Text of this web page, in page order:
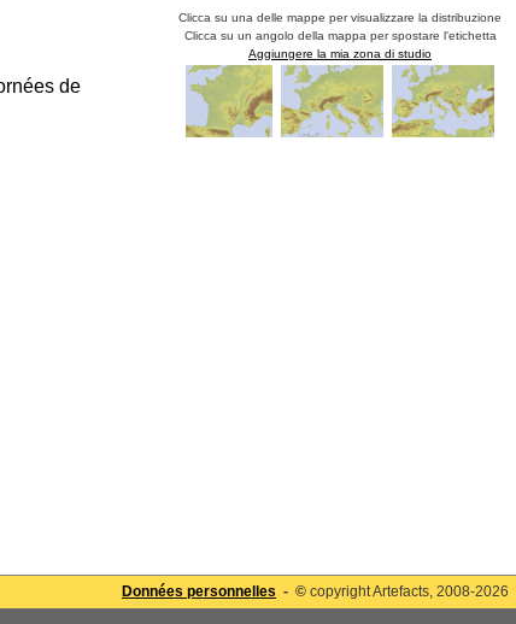
Clicca su una delle mappe per visualizzare la distribuzione
Clicca su un angolo della mappa per spostare l'etichetta
Aggiungere la mia zona di studio
de
Données personnelles - © copyright Artefacts, 2008-2026